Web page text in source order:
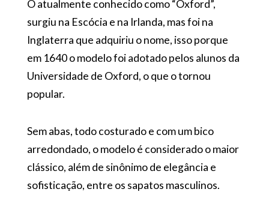
O atualmente conhecido como “Oxford”,
surgiu na Escócia e na Irlanda, mas foi na
Inglaterra que adquiriu o nome, isso porque
em 1640 o modelo foi adotado pelos alunos da
Universidade de Oxford, o que o tornou
popular.
Sem abas, todo costurado e com um bico
arredondado, o modelo é considerado o maior
clássico, além de sinônimo de elegância e
sofisticação, entre os sapatos masculinos.